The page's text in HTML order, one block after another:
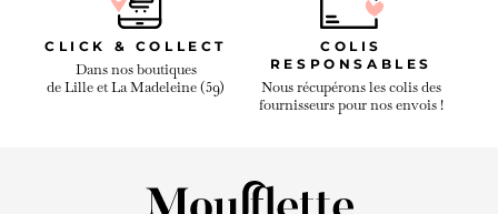
CLICK & COLLECT
Dans nos boutiques
de Lille et La Madeleine (59)
COLIS
RESPONSABLES
Nous récupérons les colis des
fournisseurs pour nos envois !